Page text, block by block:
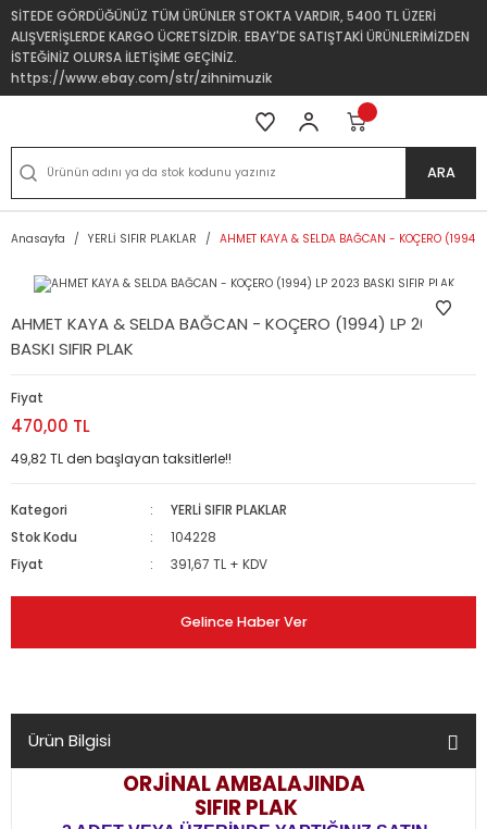
SİTEDE GÖRDÜĞÜNÜZ TÜM ÜRÜNLER STOKTA VARDIR, 5400 TL ÜZERİ
ALIŞVERİŞLERDE KARGO ÜCRETSİZDİR. EBAY'DE SATIŞTAKİ ÜRÜNLERİMİZDEN
İSTEĞİNİZ OLURSA İLETİŞİME GEÇİNİZ.
https://www.ebay.com/str/zihnimuzik
ARA
Anasayfa YERLİ SIFIR PLAKLAR AHMET KAYA & SELDA BAĞCAN - KOÇERO
AHMET KAYA & SELDA BAĞCAN - KOÇERO (1994) LP 2023
BASKI SIFIR PLAK
Fiyat
470,00 TL
49,82 TL den başlayan taksitlerle!!
Kategori
YERLİ SIFIR PLAKLAR
Stok Kodu
104228
Fiyat
391,67 TL + KDV
Gelince Haber Ver
Ürün Bilgisi
ORJİNAL AMBALAJINDA
SIFIR PLAK